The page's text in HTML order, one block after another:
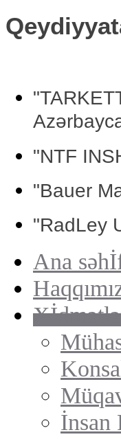
"NTF
"Bauer
"RadLey
Ana
İnsan